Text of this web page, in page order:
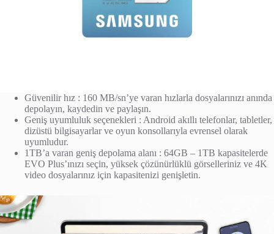
Güvenilir hız : 160 MB/sn’ye varan hızlarla dosyalarınızı anında
depolayın, kaydedin ve paylaşın.
Geniş uyumluluk seçenekleri : Android akıllı telefonlar, tabletler,
dizüstü bilgisayarlar ve oyun konsollarıyla evrensel olarak
uyumludur.
1TB’a varan geniş depolama alanı : 64GB – 1TB kapasitelerde
EVO Plus’ınızı seçin, yüksek çözünürlüklü görselleriniz ve 4K
video dosyalarınız için kapasitenizi genişletin.